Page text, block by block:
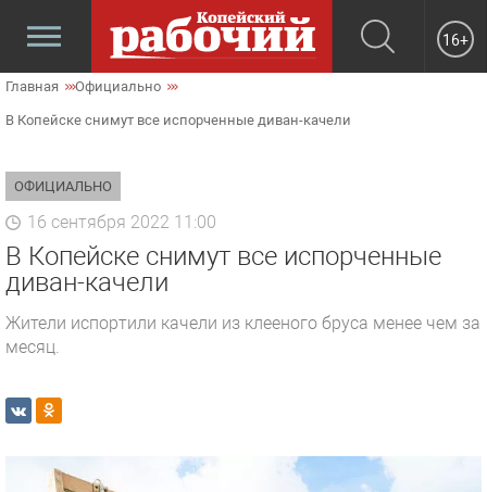
16+
Главная Официально
В Копейске снимут все испорченные диван-качели
ОФИЦИАЛЬНО
16 сентября 2022 11:00
В Копейске снимут все испорченные
диван-качели
Жители испортили качели из клееного бруса менее чем за
месяц.